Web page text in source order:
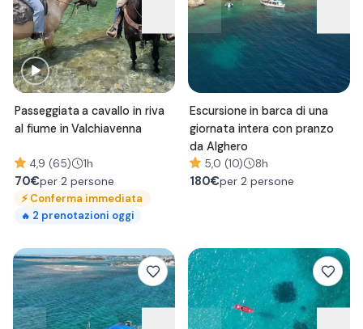
Passeggiata a cavallo in riva
al fiume in Valchiavenna
4,9 (65) 1h
70€per 2 persone
⚡Conferma immediata
🔥 2 prenotazioni oggi
Escursione in barca di una
giornata intera con pranzo
da Alghero
5,0 (10) 8h
180€per 2 persone